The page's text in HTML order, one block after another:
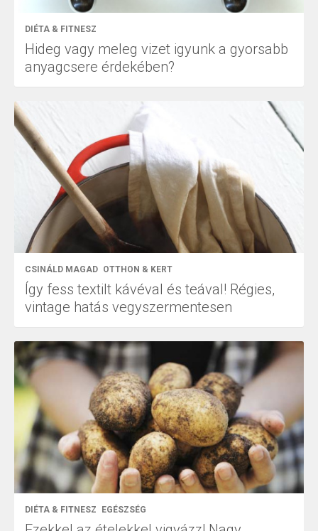
DIÉTA & FITNESZ
Hideg vagy meleg vizet igyunk a gyorsabb
anyagcsere érdekében?
CSINÁLD MAGAD OTTHON & KERT
Így fess textilt kávéval és teával! Régies,
vintage hatás vegyszermentesen
DIÉTA & FITNESZ EGÉSZSÉG